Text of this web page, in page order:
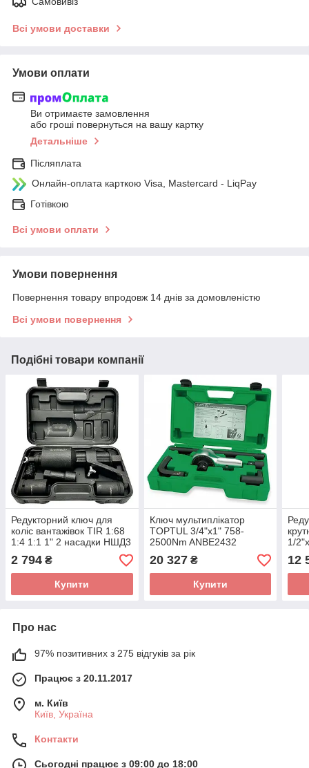
Всі умови доставки
Умови оплати
Ви отримаєте замовлення
або гроші повернуться на вашу картку
Детальніше
Післяплата
Онлайн-оплата карткою Visa, Mastercard - LiqPay
Готівкою
Всі умови оплати
Умови повернення
Повернення товару впродовж 14 днів за домовленістю
Всі умови повернення
Подібні товари компанії
Редукторний ключ для
коліс вантажівок TIR 1:68
1:4 1:1 1" 2 насадки НШД3
2 794 ₴
Купити
Ключ мультиплікатор
TOPTUL 3/4"х1" 758-
2500Nm ANBE2432
20 327₴
Купити
1/
12
Про нас
97% позитивних з 275 відгуків за рік
Працює з 20.11.2017
м. Київ
Київ, Україна
Контакти
Сьогодні працює з 09:00 до 18:00